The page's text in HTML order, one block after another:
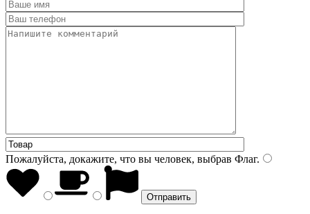
Пожалуйста, докажите, что вы человек, выбрав Флаг.